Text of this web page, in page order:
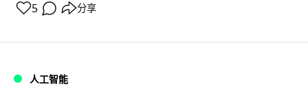
5 分享
人工智能